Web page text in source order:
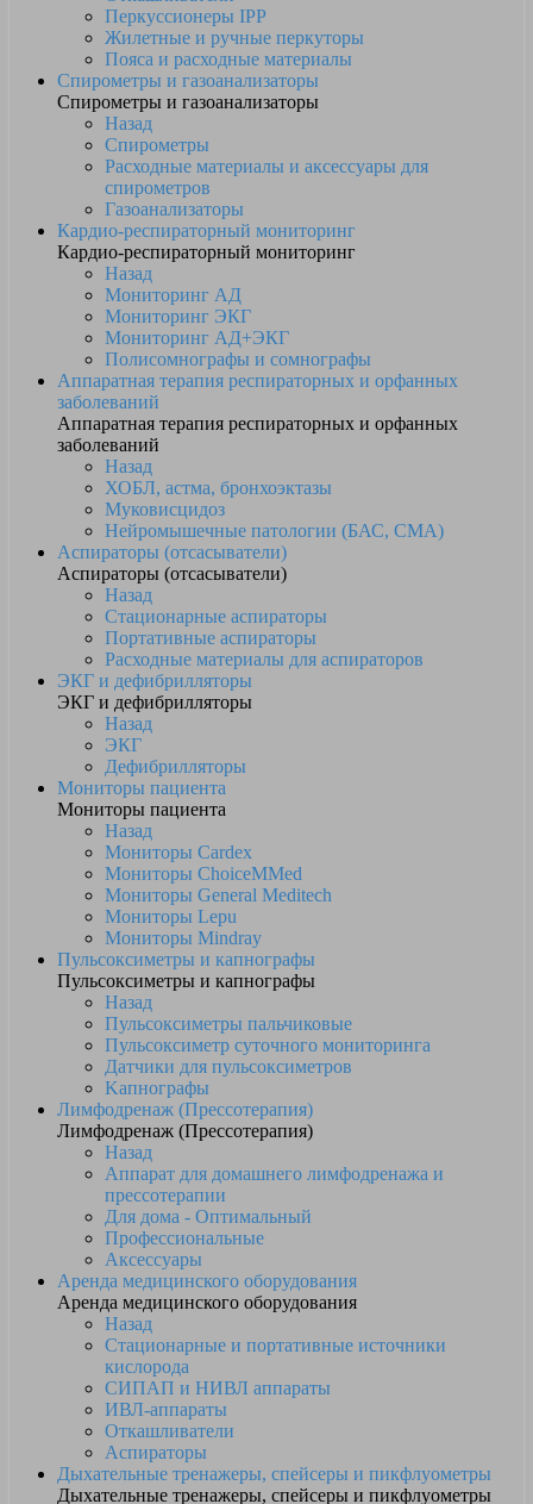
Перкуссионеры IPP
Жилетные и ручные перкуторы
Пояса и расходные материалы
Спирометры и газоанализаторы
Спирометры и газоанализаторы
Назад
Спирометры
Расходные материалы и аксессуары для
спирометров
Газоанализаторы
Кардио-респираторный мониторинг
Кардио-респираторный мониторинг
Назад
Мониторинг АД
Мониторинг ЭКГ
Мониторинг АД+ЭКГ
Полисомнографы и сомнографы
Аппаратная терапия респираторных и орфанных
заболеваний
Аппаратная терапия респираторных и орфанных
заболеваний
Назад
ХОБЛ, астма, бронхоэктазы
Муковисцидоз
Нейромышечные патологии (БАС, СМА)
Аспираторы (отсасыватели)
Аспираторы (отсасыватели)
Назад
Стационарные аспираторы
Портативные аспираторы
Расходные материалы для аспираторов
ЭКГ и дефибрилляторы
ЭКГ и дефибрилляторы
Назад
ЭКГ
Дефибрилляторы
Мониторы пациента
Мониторы пациента
Назад
Мониторы Cardex
Мониторы ChoiceMMed
Мониторы General Meditech
Мониторы Lepu
Мониторы Mindray
Пульсоксиметры и капнографы
Пульсоксиметры и капнографы
Назад
Пульсоксиметры пальчиковые
Пульсоксиметр суточного мониторинга
Датчики для пульсоксиметров
Kапнографы
Лимфодренаж (Прессотерапия)
Лимфодренаж (Прессотерапия)
Назад
Аппарат для домашнего лимфодренажа и
прессотерапии
Для дома - Оптимальный
Профессиональные
Аксессуары
Аренда медицинского оборудования
Аренда медицинского оборудования
Назад
Стационарные и портативные источники
кислорода
СИПАП и НИВЛ аппараты
ИВЛ-аппараты
Откашливатели
Аспираторы
Дыхательные тренажеры, спейсеры и пикфлуометры
Дыхательные тренажеры, спейсеры и пикфлуометры